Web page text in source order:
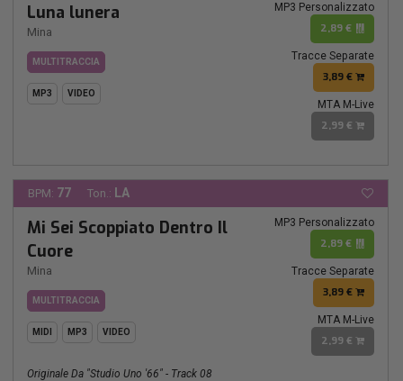
Luna lunera
Mina
MULTITRACCIA
MP3 VIDEO
MP3 Personalizzato
2,89 €
Tracce Separate
3,89 €
MTA M-Live
2,99 €
BPM: 77 Ton.: LA
Mi Sei Scoppiato Dentro Il
Cuore
Mina
MULTITRACCIA
MIDI MP3 VIDEO
MP3 Personalizzato
2,89 €
Tracce Separate
3,89 €
MTA M-Live
2,99 €
Originale Da "Studio Uno '66" - Track 08